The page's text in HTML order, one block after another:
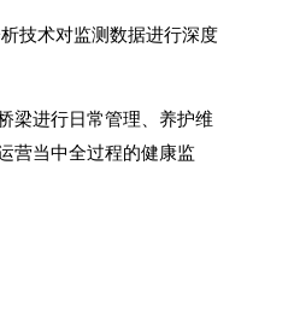
技术对监测数据进行深度
梁进行日常管理、养护维
营当中全过程的健康监